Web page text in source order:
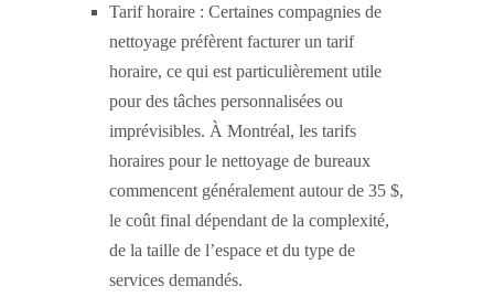
Tarif horaire : Certaines compagnies de
nettoyage préfèrent facturer un tarif
horaire, ce qui est particulièrement utile
pour des tâches personnalisées ou
imprévisibles. À Montréal, les tarifs
horaires pour le nettoyage de bureaux
commencent généralement autour de 35 $,
le coût final dépendant de la complexité,
de la taille de l’espace et du type de
services demandés.